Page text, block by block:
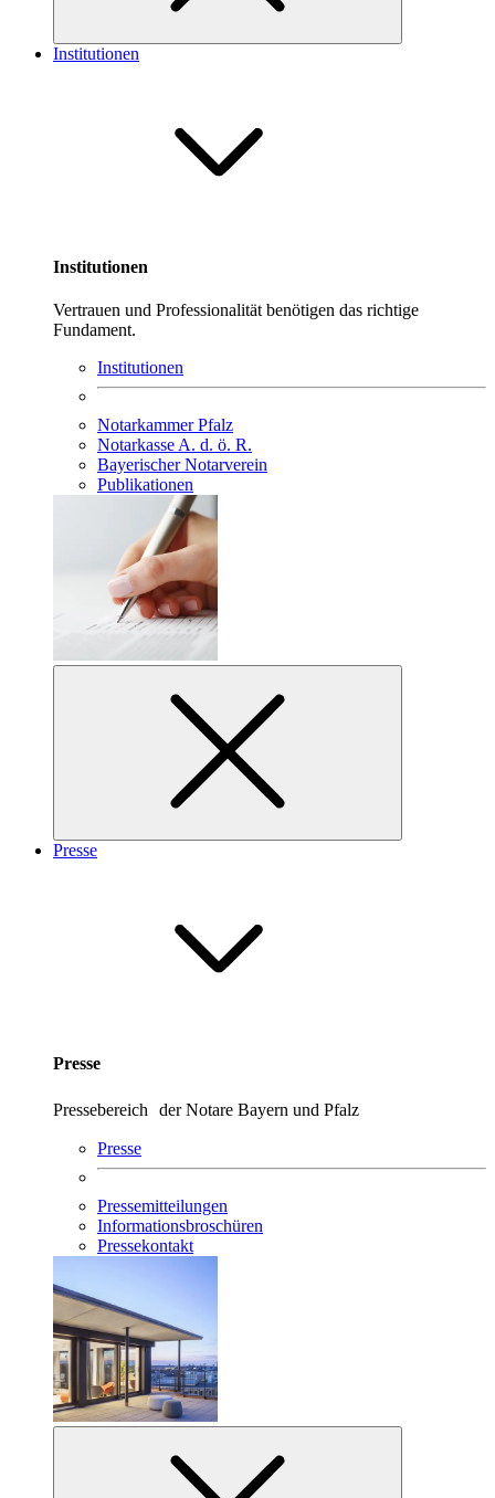
Institutionen
Institutionen
Vertrauen und Professionalität benötigen das richtige
Fundament.
Institutionen
Notarkammer Pfalz
Notarkasse A. d. ö. R.
Bayerischer Notarverein
Publikationen
Presse
Presse
Pressebereich der Notare Bayern und Pfalz
Presse
Pressemitteilungen
Informationsbroschüren
Pressekontakt